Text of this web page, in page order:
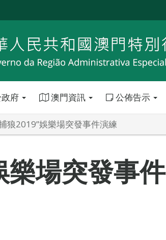
府 澳門資訊 公佈告示
狼2019”娛樂場突發事件演練
樂場突發事件